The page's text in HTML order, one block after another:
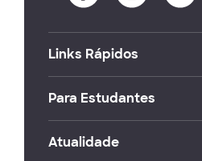
Links Rápidos
Para Estudantes
Atualidade